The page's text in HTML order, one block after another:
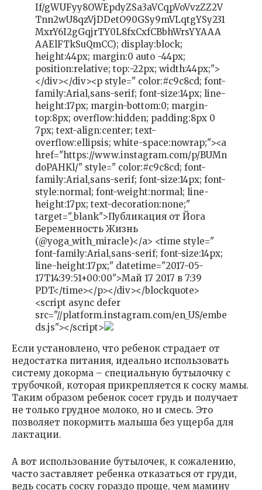
If/gWUFyy8OWEpdyZSa3aVCqpVoVvzZZ2V
Tnn2wU8qzVjDDetO90GSy9mVLqtgYSy231
MxrY6I2gGqjrTY0L8fxCxfCBbhWrsYYAAA
AAElFTkSuQmCC); display:block;
height:44px; margin:0 auto -44px;
position:relative; top:-22px; width:44px;">
</div></div><p style=" color:#c9c8cd; font-
family:Arial,sans-serif; font-size:14px; line-
height:17px; margin-bottom:0; margin-
top:8px; overflow:hidden; padding:8px 0
7px; text-align:center; text-
overflow:ellipsis; white-space:nowrap;"><a
href="https://www.instagram.com/p/BUMn
doPAHKl/" style=" color:#c9c8cd; font-
family:Arial,sans-serif; font-size:14px; font-
style:normal; font-weight:normal; line-
height:17px; text-decoration:none;"
target="_blank">Публикация от Йога
Беременность Жизнь
(@yoga_with_miracle)</a> <time style="
font-family:Arial,sans-serif; font-size:14px;
line-height:17px;" datetime="2017-05-
17T14:39:51+00:00">Май 17 2017 в 7:39
PDT</time></p></div></blockquote>
<script async defer
src="//platform.instagram.com/en_US/embe
ds.js"></script>
Если установлено, что ребенок страдает от
недостатка питания, идеально использовать
систему докорма – специальную бутылочку с
трубочкой, которая прикрепляется к соску мамы.
Таким образом ребенок сосет грудь и получает
не только грудное молоко, но и смесь. Это
позволяет покормить малыша без ущерба для
лактации.
А вот использование бутылочек, к сожалению,
часто заставляет ребенка отказаться от груди,
ведь сосать соску гораздо проще, чем мамину